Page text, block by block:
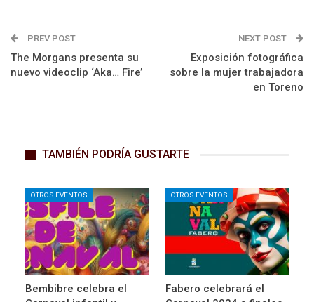
PREV POST
The Morgans presenta su
nuevo videoclip ‘Aka… Fire’
NEXT POST
Exposición fotográfica
sobre la mujer trabajadora
en Toreno
TAMBIÉN PODRÍA GUSTARTE
OTROS EVENTOS
Bembibre celebra el
OTROS EVENTOS
Fabero celebrará el